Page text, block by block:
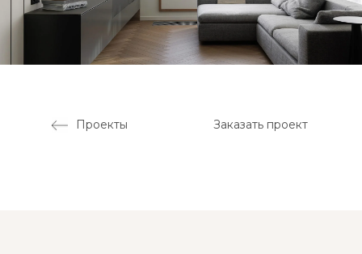
Заказать проект
Проекты